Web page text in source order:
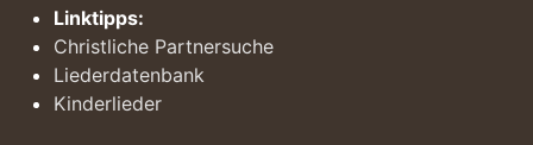
Linktipps:
Christliche Partnersuche
Liederdatenbank
Kinderlieder